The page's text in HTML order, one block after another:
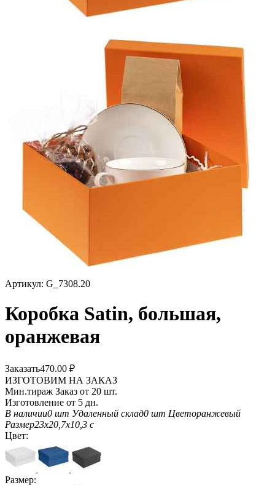
Артикул: G_7308.20
Коробка Satin, большая,
оранжевая
Заказать470.00 ₽
ИЗГОТОВИМ НА ЗАКАЗ
Мин.тираж Заказ от 20 шт.
Изготовление от 5 дн.
В наличии0 шт Удаленный склад0 шт Цветоранжевый
Размер23х20,7х10,3 с
Цвет:
Размер: